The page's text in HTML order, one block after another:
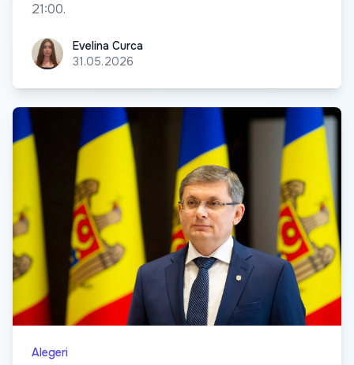
21:00.
Evelina CurcaEvelina Curca
31.05.2026
Alegeri